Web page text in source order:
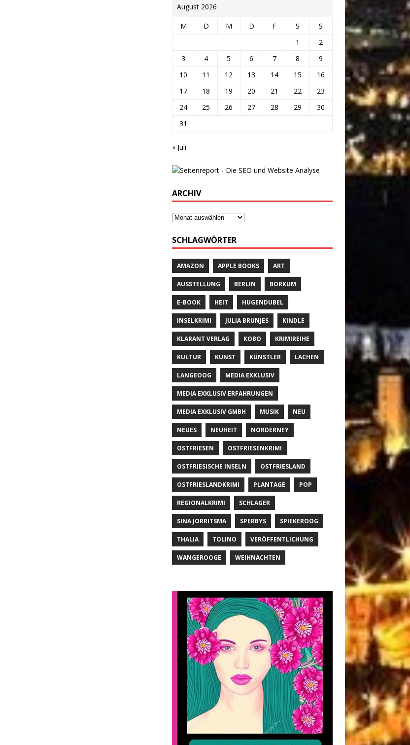
August 2026
M D M D F S
S
1
2
3
4 5 6 7 8
9
10
11 12 13 14 15
16
17
18 19 20 21 22
23
24
25 26 27 28 29
30
31
« Juli
ARCHIV
SCHLAGWÖRTER
AMAZON APPLE BOOKS ART
AUSSTELLUNG BERLIN BORKUM
E-BOOK HEIT HUGENDUBEL
INSELKRIMI JULIA BRUNJES KINDLE
KLARANT VERLAG KOBO KRIMIREIHE
KULTUR KUNST KÜNSTLER LACHEN
LANGEOOG MEDIA EXKLUSIV
MEDIA EXKLUSIV ERFAHRUNGEN
MEDIA EXKLUSIV GMBH MUSIK NEU
NEUES NEUHEIT NORDERNEY
OSTFRIESEN OSTFRIESENKRIMI
OSTFRIESISCHE INSELN OSTFRIESLAND
OSTFRIESLANDKRIMI PLANTAGE POP
REGIONALKRIMI SCHLAGER
SINA JORRITSMA SPERBYS SPIEKEROOG
THALIA TOLINO VERÖFFENTLICHUNG
WANGEROOGE WEIHNACHTEN